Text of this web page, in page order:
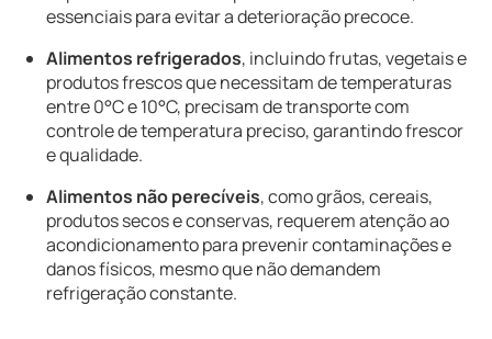
essenciais para evitar a deterioração precoce.
Alimentos refrigerados, incluindo frutas, vegetais e
produtos frescos que necessitam de temperaturas
entre 0°C e 10°C, precisam de transporte com
controle de temperatura preciso, garantindo frescor
e qualidade.
Alimentos não perecíveis, como grãos, cereais,
produtos secos e conservas, requerem atenção ao
acondicionamento para prevenir contaminações e
danos físicos, mesmo que não demandem
refrigeração constante.